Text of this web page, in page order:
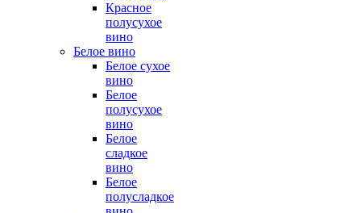
Красное
полусухое
вино
Белое вино
Белое сухое
вино
Белое
полусухое
вино
Белое
сладкое
вино
Белое
полусладкое